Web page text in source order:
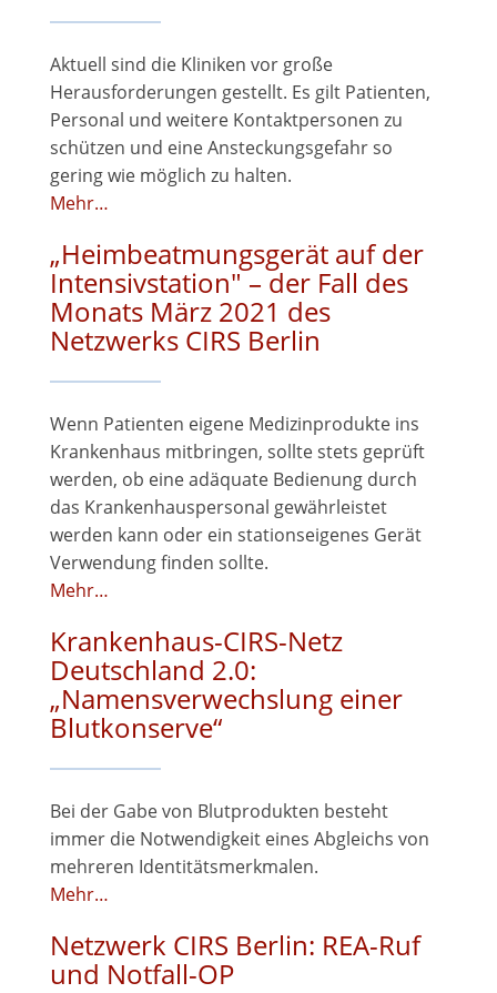
Aktuell sind die Kliniken vor große
Herausforderungen gestellt. Es gilt Patienten,
Personal und weitere Kontaktpersonen zu
schützen und eine Ansteckungsgefahr so
gering wie möglich zu halten.
Mehr…
„Heimbeatmungsgerät auf der
Intensivstation" – der Fall des
Monats März 2021 des
Netzwerks CIRS Berlin
Wenn Patienten eigene Medizinprodukte ins
Krankenhaus mitbringen, sollte stets geprüft
werden, ob eine adäquate Bedienung durch
das Krankenhauspersonal gewährleistet
werden kann oder ein stationseigenes Gerät
Verwendung finden sollte.
Mehr…
Krankenhaus-CIRS-Netz
Deutschland 2.0:
„Namensverwechslung einer
Blutkonserve“
Bei der Gabe von Blutprodukten besteht
immer die Notwendigkeit eines Abgleichs von
mehreren Identitätsmerkmalen.
Mehr…
Netzwerk CIRS Berlin: REA-Ruf
und Notfall-OP